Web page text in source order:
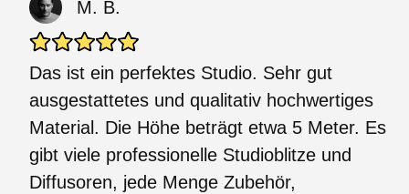
M. B.
Das ist ein perfektes Studio. Sehr gut
ausgestattetes und qualitativ hochwertiges
Material. Die Höhe beträgt etwa 5 Meter. Es
gibt viele professionelle Studioblitze und
Diffusoren, jede Menge Zubehör,